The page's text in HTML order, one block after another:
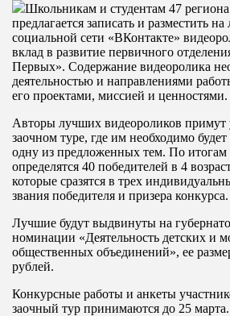
Школьникам и студентам 47
предлагается записать и разместить
социальной сети «ВКонтакте»
вклад в развитие первичного
Первых». Содержание видеоролика
деятельностью и направлениями
его проектами, миссией и ценностями.
Авторы лучших видеороликов примут
заочном туре, где им необходимо будет
одну из предложенных тем. По итогам
определятся 40 победителей в 4
которые сразятся в трех
звания победителя и призера конкурса.
Лучшие будут выдвинуты на
номинации «Деятельность детских и
общественных объединений», ее
рублей.
Конкурсные работы и анкеты
заочный тур принимаются до 25 марта.